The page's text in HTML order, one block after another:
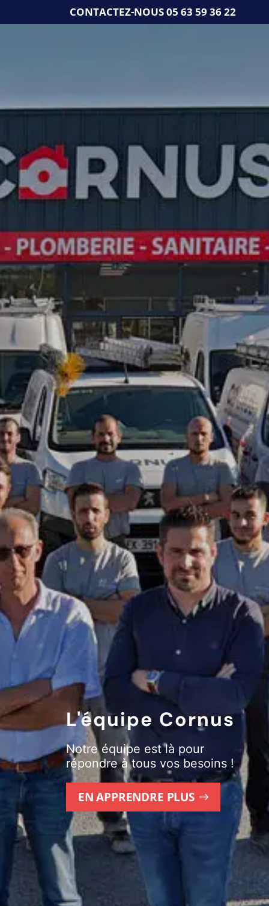
to
05 63 59 36 22
CONTACTEZ-NOUS
DÉPANNAGE
L'équipe Cornus
Notre équipe est là pour
répondre à tous vos besoins !
EN APPRENDRE PLUS